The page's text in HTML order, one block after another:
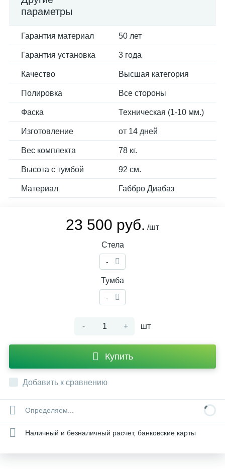
параметры
Гарантия материал 50 лет
Гарантия установка 3 года
Качество Высшая категория
Полировка Все стороны
Фаска Техническая (1-10 мм.)
Изготовление от 14 дней
Вес комплекта 78 кг.
Высота с тумбой 92 см.
Материал Габбро Диабаз
23 500 руб. /шт
Стела
-
Тумба
-
- + шт
Купить
Добавить к сравнению
Определяем...
Наличный и безналичный расчет, банковские карты